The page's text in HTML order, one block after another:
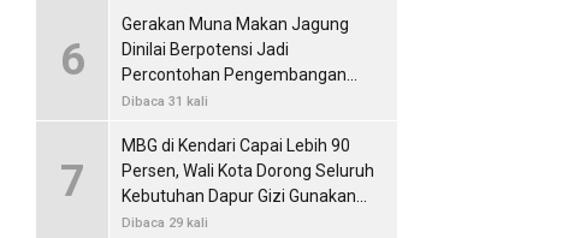
6
Gerakan Muna Makan Jagung
Dinilai Berpotensi Jadi
Percontohan Pengembangan
Pangan Lokal
Dibaca 31 kali
7
MBG di Kendari Capai Lebih 90
Persen, Wali Kota Dorong Seluruh
Kebutuhan Dapur Gizi Gunakan
Produk Lokal
Dibaca 29 kali